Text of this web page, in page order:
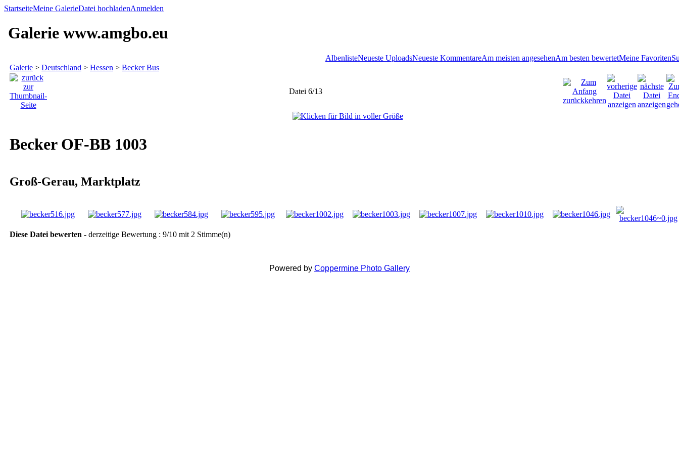
StartseiteMeine GalerieDatei hochladenAnmelden
Galerie www.amgbo.eu
AlbenlisteNeueste UploadsNeueste KommentareAm meisten angesehenAm besten bewertetMeine Favoriten
Galerie > Deutschland > Hessen > Becker Bus
Datei 6/13
Becker OF-BB 1003
Groß-Gerau, Marktplatz
Diese Datei bewerten - derzeitige Bewertung : 9/10 mit 2 Stimme(n)
Powered by Coppermine Photo Gallery